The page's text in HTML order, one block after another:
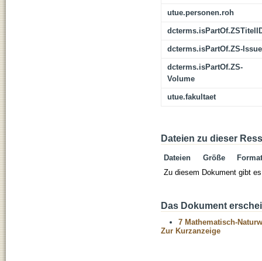
utue.personen.roh
dcterms.isPartOf.ZS-Issue
dcterms.isPartOf.ZS-
Volume
utue.fakultaet
Dateien zu dieser
Dateien Größe
Format
Zu diesem Dokument gibt
Das Dokument
7 Mathematisch-
Zur Kurzanzeige